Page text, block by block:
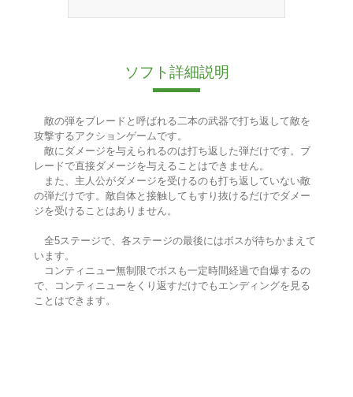
ソフト詳細説明
敵の弾をブレードと呼ばれる二本の武器で打ち返して敵を
攻撃するアクションゲームです。
敵にダメージを与えられるのは打ち返した弾だけです。ブ
レードで直接ダメージを与えることはできません。
また、主人公がダメージを受けるのも打ち返していない敵
の弾だけです。敵自体と接触してもすり抜けるだけでダメー
ジを受けることはありません。
全5ステージで、各ステージの最後にはボスが待ちかまえて
います。
コンティニュー無制限でボスも一定時間経過で自爆するの
で、コンティニューをくり返すだけでもエンディングを見る
ことはできます。